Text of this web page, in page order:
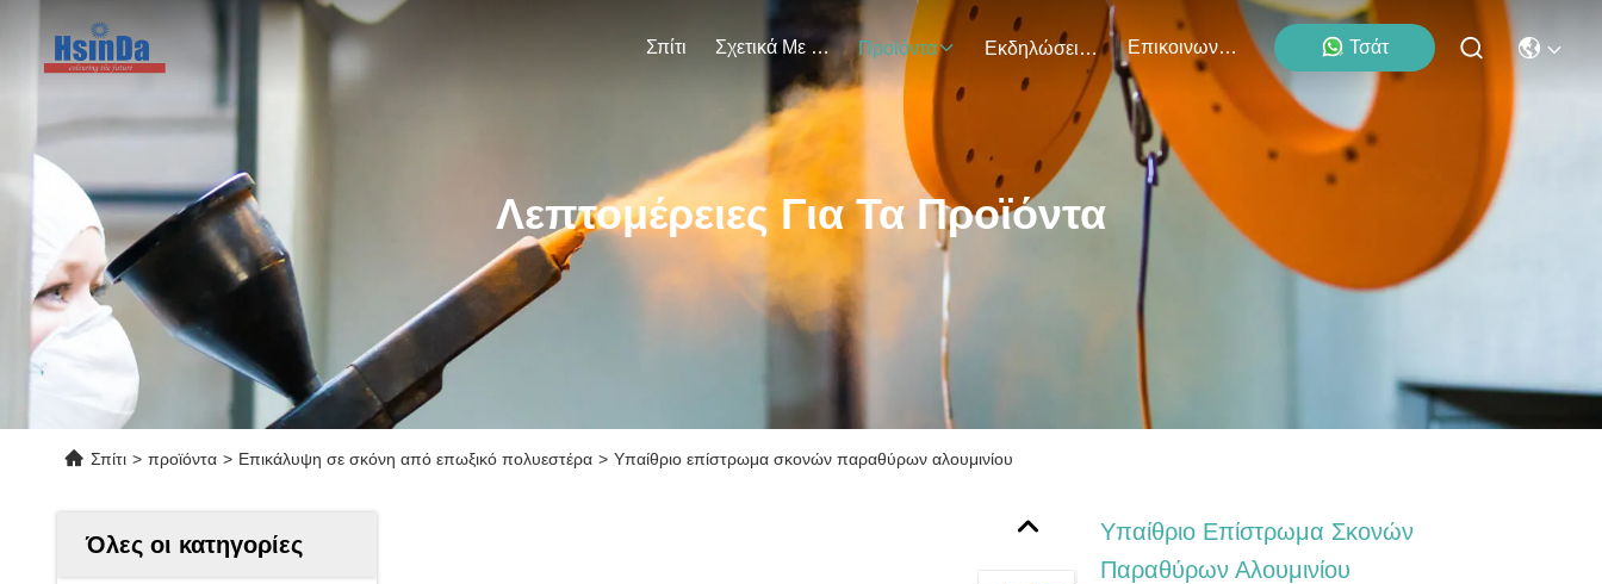
Σπίτι Σχετικά Με Εμάς Προϊόντα Εκδηλώσεις Επικοινωνήστε Μαζί Μας Τσάτ
Λεπτομέρειες Για Τα Προϊόντα
Σπίτι > προϊόντα > Επικάλυψη σε σκόνη από επωξικό πολυεστέρα > Υπαίθριο επίστρωμα σκονών παραθύρων αλουμινίου
Όλες οι κατηγορίες
Υπαίθριο Επίστρωμα Σκονών
Παραθύρων Αλουμινίου